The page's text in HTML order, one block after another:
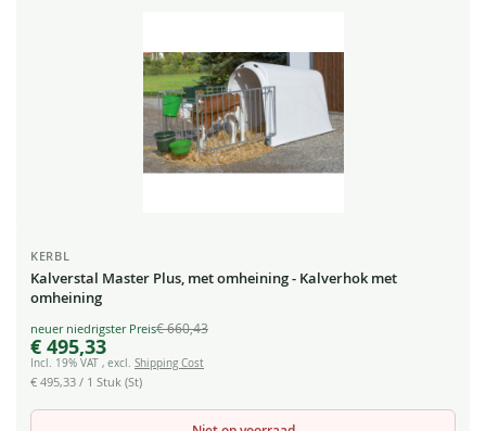
KERBL
Kalverstal Master Plus, met omheining - Kalverhok met
omheining
Special
Price
€ 495,33
€ 660,43
Incl. 19% VAT , excl. Shipping Cost
€ 495,33 / 1 Stuk (St)